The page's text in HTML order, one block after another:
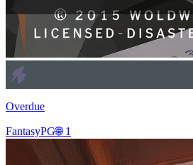
Overdue
FantasyPG🌐1